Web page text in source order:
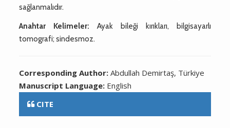
sağlanmalıdır.
Anahtar Kelimeler: Ayak bileği kırıkları, bilgisayarlı
tomografi; sindesmoz.
Corresponding Author:Abdullah Demirtaş, Türkiye
Manuscript Language: English
CITE